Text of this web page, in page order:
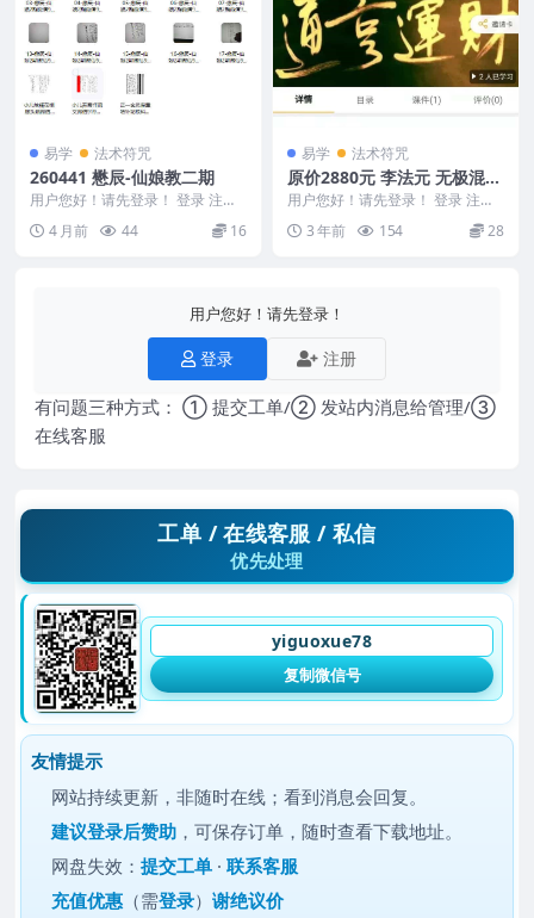
易学 法术符咒
260441 懋辰-仙娘教二期
用户您好！请先登录！ 登录 注册
懋辰-仙娘教二期 260441 260441
... 4 月前 44 16
易学 法术符咒
原价2880元 李法元 无极混元
催财秘法催财阵法 视频+讲义
文档
用户您好！请先登录！ 登录 注册
李法元 无极混元催财秘法催财阵
法 混元催财...
3 年前 154 28
用户您好！请先登录！
登录 注册
有问题三种方式： ① 提交工单/② 发站内消息给管理/③
在线客服
工单 / 在线客服 / 私信
优先处理
yiguoxue78
复制微信号
友情提示
网站持续更新，非随时在线；看到消息会回复。
建议登录后赞助 ，可保存订单，随时查看下载地址。
网盘失效：提交工单 ·联系客服
充值优惠 （需登录）谢绝议价